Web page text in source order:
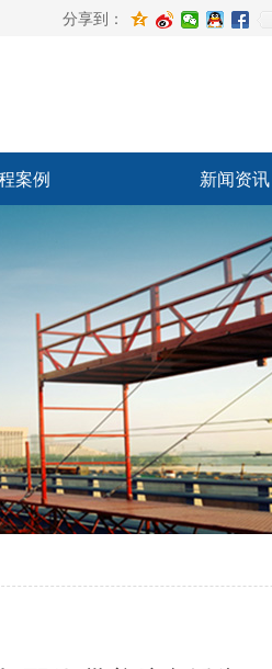
案例 新闻资讯
新闻资讯
分享到：